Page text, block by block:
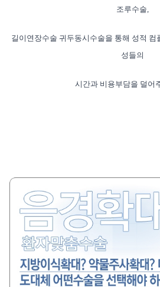
조루수술,
길이연장수술 귀두동시수술을 통해 성적 컴
성들의
시간과 비용부담을 덜어